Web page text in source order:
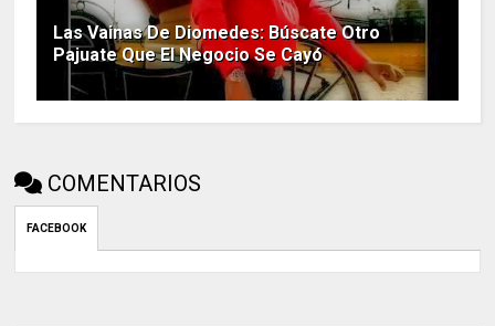
Las Vainas De Diomedes: Búscate Otro
Pajuate Que El Negocio Se Cayó
COMENTARIOS
FACEBOOK